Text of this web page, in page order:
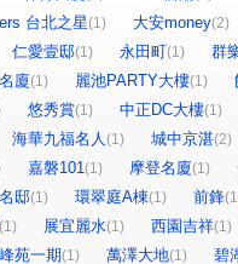
台北之星(1) 大安money(2)
仁愛壹邸(1) 永田町(1)
群
廈(1) 麗池PARTY大樓(1)
悠秀賞(1) 中正DC大樓(1)
海華九福名人 (1) 城中京湛(2)
嘉磐101(1) 摩登名廈(1)
邸(1) 環翠庭A棟(1) 前鋒
(1) 展宜麗水(1) 西園吉祥(1)
苑一期(1) 萬澤大地(1)
碧